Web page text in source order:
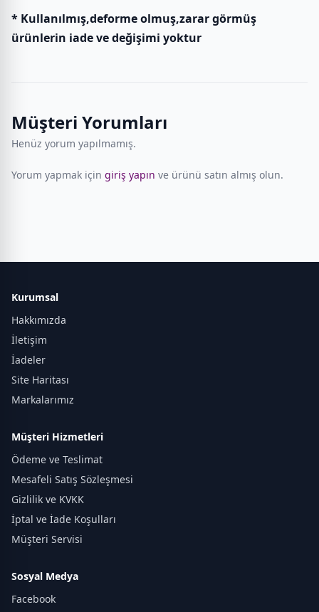
* Kullanılmış,deforme olmuş,zarar görmüş
ürünlerin iade ve değişimi yoktur
Müşteri Yorumları
Henüz yorum yapılmamış.
Yorum yapmak için giriş yapın ve ürünü satın almış olun.
Kurumsal
Hakkımızda
İletişim
İadeler
Site Haritası
Markalarımız
Müşteri Hizmetleri
Ödeme ve Teslimat
Mesafeli Satış Sözleşmesi
Gizlilik ve KVKK
İptal ve İade Koşulları
Müşteri Servisi
Sosyal Medya
Facebook